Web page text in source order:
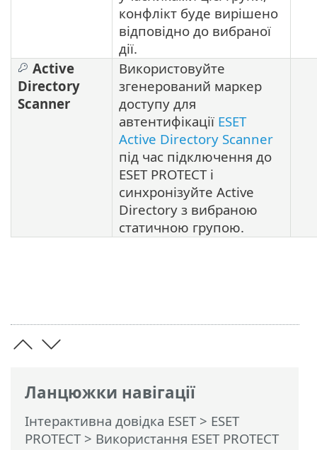
Ланцюжки навігації
Інтерактивна довідка ESET> ESET
PROTECT> Використання ESET PROTECT
конфлікт буде вирішено
відповідно до вибраної
дії.
Active
Directory
Scanner
Використовуйте
згенерований маркер
доступу для
автентифікації ESET
Active Directory Scanner
під час підключення до
ESET PROTECT і
синхронізуйте Active
Directory з вибраною
статичною групою.